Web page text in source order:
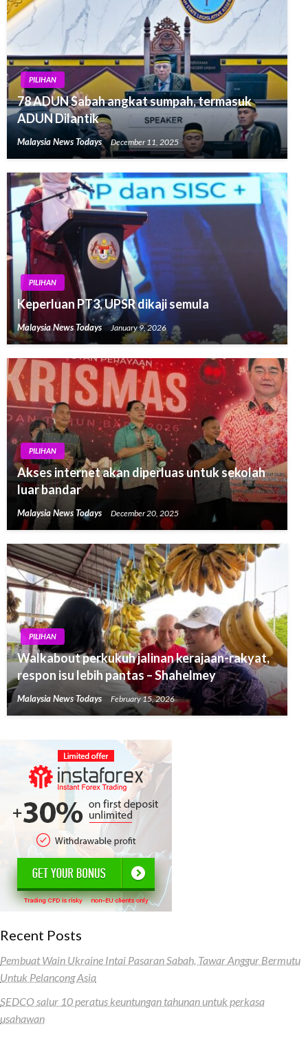
PILIHAN
78 ADUN Sabah angkat sumpah, termasuk
ADUN Dilantik
Malaysia News Todays December 11, 2025
PILIHAN
Keperluan PT3, UPSR dikaji semula
Malaysia News Todays January 9, 2026
PILIHAN
Akses internet akan diperluas untuk sekolah
luar bandar
Malaysia News Todays December 20, 2025
PILIHAN
Walkabout perkukuh jalinan kerajaan-rakyat,
respon isu lebih pantas – Shahelmey
Malaysia News Todays February 15, 2026
Recent Posts
Pembuat Wain Ukraine Intai Pasaran Sabah, Tawar Anggur Bermutu
Untuk Pelancong Asia
SEDCO salur 10 peratus keuntungan tahunan untuk perkasa
usahawan